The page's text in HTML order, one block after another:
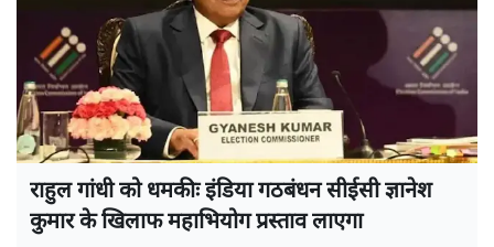
राहुल गांधी को धमकीः इंडिया गठबंधन सीईसी ज्ञानेश
कुमार के खिलाफ महाभियोग प्रस्ताव लाएगा